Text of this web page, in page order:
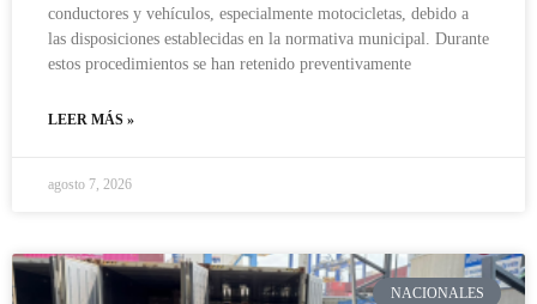
conductores y vehículos, especialmente motocicletas, debido a
las disposiciones establecidas en la normativa municipal. Durante
estos procedimientos se han retenido preventivamente
LEER MÁS »
agosto 7, 2026
NACIONALES